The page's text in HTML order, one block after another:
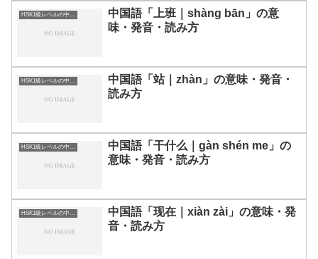
HSK1級レベルの中国語
中国語「上班｜shàng bān」の意
味・発音・読み方
HSK1級レベルの中国語
中国語「站｜zhàn」の意味・発音・
読み方
HSK1級レベルの中国語
中国語「干什么｜gàn shén me」の
意味・発音・読み方
HSK1級レベルの中国語
中国語「现在｜xiàn zài」の意味・発
音・読み方